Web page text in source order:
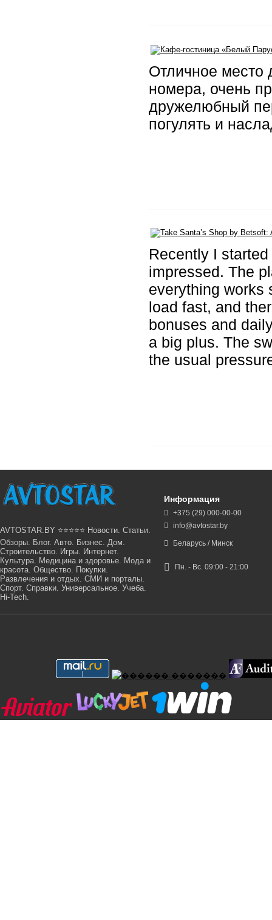
Отличное место
номера, очень
дружелюбный
погулять и
Recently I
impressed. The
everything works
load fast, and
bonuses and
a big plus. The
the usual
AVTOSTAR.BY ⭐⭐⭐⭐⭐ Новости. Статьи.
Обзоры. Блог. Авто. Бизнес. Дом.
Строительство. Игры. Интернет.
Культура. Медицина и здоровье. Мода и
красота. Общество. Покупки.
Развлечения и отдых. СМИ и порталы.
Спорт. Справки. Универсальное. Учеба.
Hi-Tech.
Информация
+375 (29) 000-00-00
info@avtostar.by
Беларусь / Минск
Пн. - Вс. 09:00 - 21:00